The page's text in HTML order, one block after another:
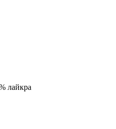
лайкра